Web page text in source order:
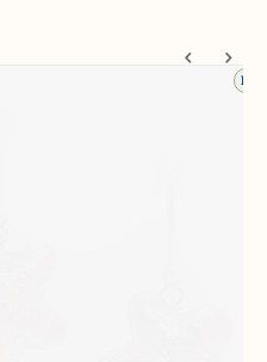
На серебре